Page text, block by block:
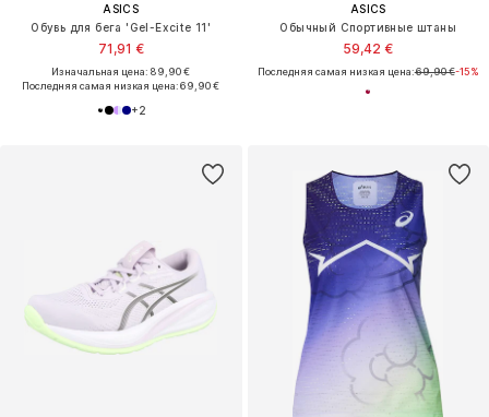
ASICS
Обувь для бега 'Gel-Excite 11'
71,91 €
Изначальная цена: 89,90 €
Последняя самая низкая цена:69,90 €
+2
ASICS
Обычный Спортивные штаны
59,42 €
Последняя самая низкая цена:69,90 €-15%